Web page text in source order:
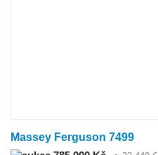
Massey Ferguson 7499